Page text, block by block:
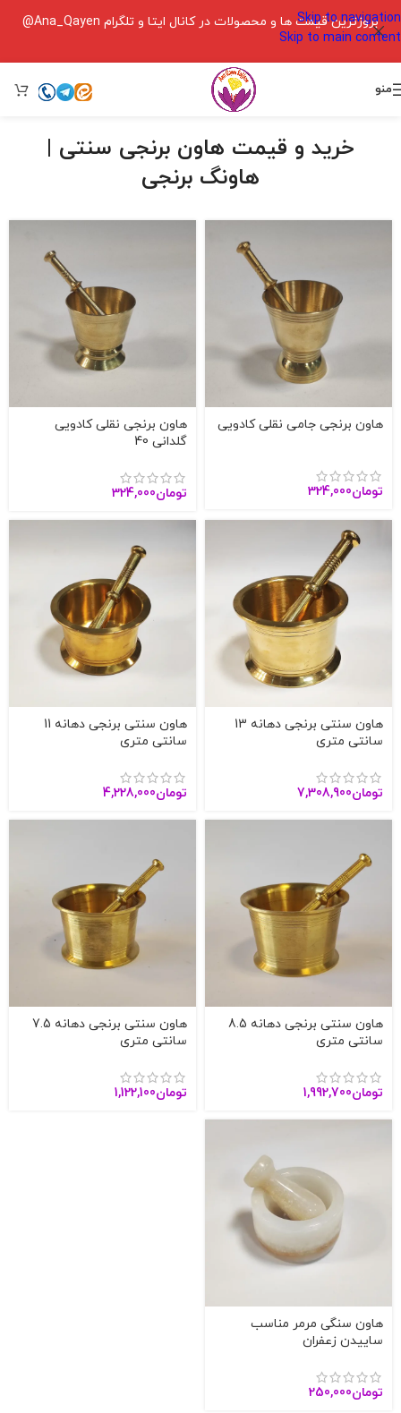
Skip to navigation
Skip to main content
بروزترین قیمت ها و محصولات در کانال ایتا و تلگرام Ana_Qayen@
منو
خرید و قیمت هاون برنجی سنتی |
هاونگ برنجی
هاون برنجی جامی نقلی کادویی
تومان324,000
هاون برنجی نقلی کادویی
گلدانی 40
تومان324,000
هاون سنتی برنجی دهانه 13
سانتی متری
تومان7,308,900
هاون سنتی برنجی دهانه 11
سانتی متری
تومان4,228,000
هاون سنتی برنجی دهانه 8.5
سانتی متری
تومان1,992,700
هاون سنتی برنجی دهانه 7.5
سانتی متری
تومان1,122,100
هاون سنگی مرمر مناسب
ساییدن زعفران
تومان250,000